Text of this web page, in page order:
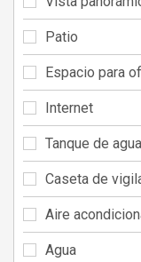
Patio
Espacio para
Internet
Tanque de agua
Caseta de
Aire
Agua